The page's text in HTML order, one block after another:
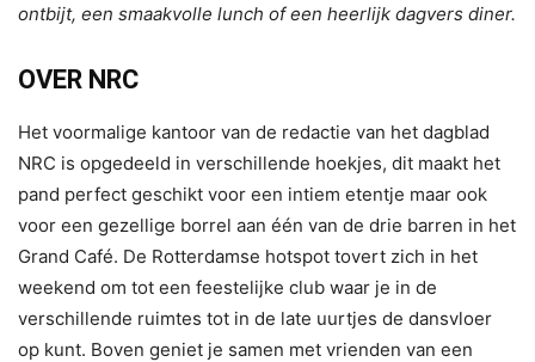
ontbijt, een smaakvolle lunch of een heerlijk dagvers diner.
OVER NRC
Het voormalige kantoor van de redactie van het dagblad
NRC is opgedeeld in verschillende hoekjes, dit maakt het
pand perfect geschikt voor een intiem etentje maar ook
voor een gezellige borrel aan één van de drie barren in het
Grand Café. De Rotterdamse hotspot tovert zich in het
weekend om tot een feestelijke club waar je in de
verschillende ruimtes tot in de late uurtjes de dansvloer
op kunt. Boven geniet je samen met vrienden van een